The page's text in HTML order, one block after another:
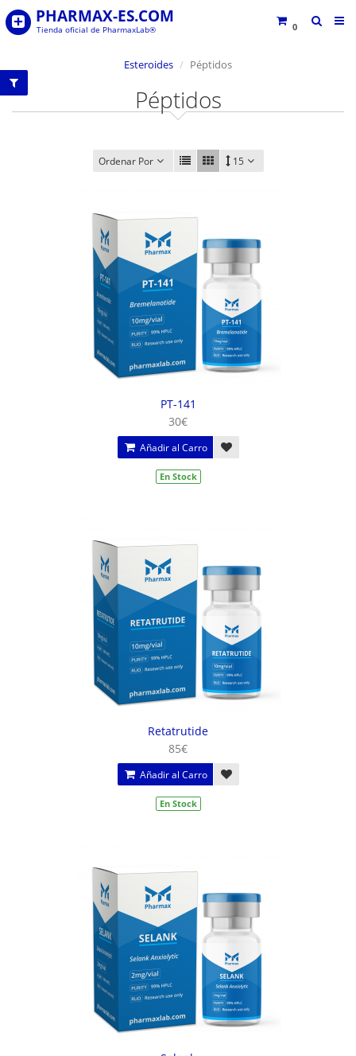
0
PHARMAX-ES.COM
Tienda oficial de PharmaxLab®
Esteroides Péptidos
Péptidos
Ordenar Por 15
PT-141
30€
Añadir al Carro
En Stock
Retatrutide
85€
Añadir al Carro
En Stock